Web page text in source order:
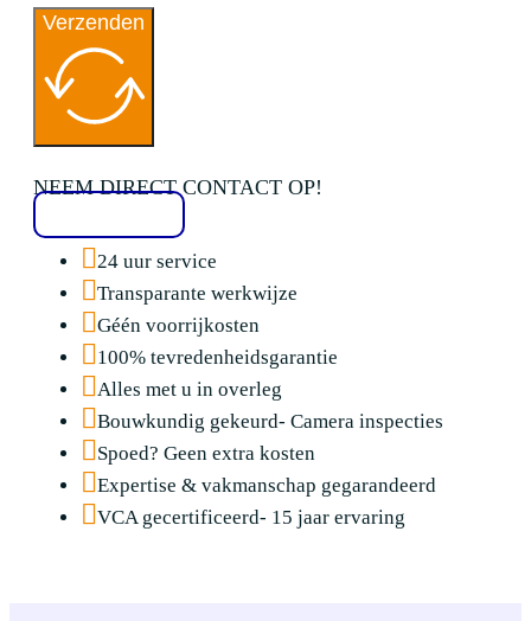
Verzenden
NEEM DIRECT CONTACT OP!
24 uur service
Transparante werkwijze
Géén voorrijkosten
100% tevredenheidsgarantie
Alles met u in overleg
Bouwkundig gekeurd- Camera inspecties
Spoed? Geen extra kosten
Expertise & vakmanschap gegarandeerd
VCA gecertificeerd- 15 jaar ervaring